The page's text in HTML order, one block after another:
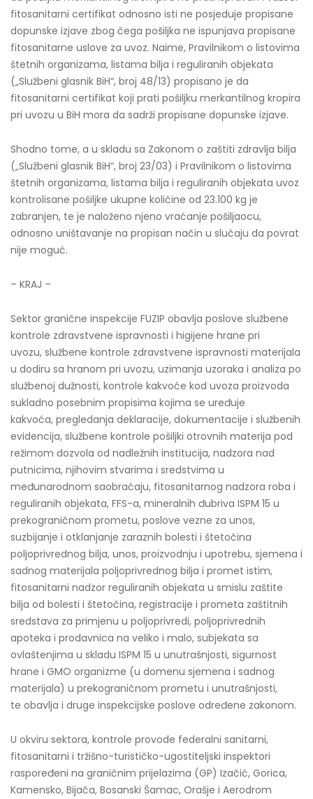
fitosanitarni certifikat odnosno isti ne posjeduje propisane
dopunske izjave zbog čega pošiljka ne ispunjava propisane
fitosanitarne uslove za uvoz. Naime, Pravilnikom o listovima
štetnih organizama, listama bilja i reguliranih objekata
(„Službeni glasnik BiH“, broj 48/13) propisano je da
fitosanitarni certifikat koji prati pošiljku merkantilnog kropira
pri uvozu u BiH mora da sadrži propisane dopunske izjave.
Shodno tome, a u skladu sa Zakonom o zaštiti zdravlja bilja
(„Službeni glasnik BiH“, broj 23/03) i Pravilnikom o listovima
štetnih organizama, listama bilja i reguliranih objekata uvoz
kontrolisane pošiljke ukupne količine od 23.100 kg je
zabranjen, te je naloženo njeno vraćanje pošiljaocu,
odnosno uništavanje na propisan način u slučaju da povrat
nije moguć.
– KRAJ –
Sektor granične inspekcije FUZIP obavlja poslove službene
kontrole zdravstvene ispravnosti i higijene hrane pri
uvozu, službene kontrole zdravstvene ispravnosti materijala
u dodiru sa hranom pri uvozu, uzimanja uzoraka i analiza po
službenoj dužnosti, kontrole kakvoće kod uvoza proizvoda
sukladno posebnim propisima kojima se uređuje
kakvoća, pregledanja deklaracije, dokumentacije i službenih
evidencija, službene kontrole pošiljki otrovnih materija pod
režimom dozvola od nadležnih institucija, nadzora nad
putnicima, njihovim stvarima i sredstvima u
međunarodnom saobraćaju, fitosanitarnog nadzora roba i
reguliranih objekata, FFS-a, mineralnih đubriva ISPM 15 u
prekograničnom prometu, poslove vezne za unos,
suzbijanje i otklanjanje zaraznih bolesti i štetočina
poljoprivrednog bilja, unos, proizvodnju i upotrebu, sjemena i
sadnog materijala poljoprivrednog bilja i promet istim,
fitosanitarni nadzor reguliranih objekata u smislu zaštite
bilja od bolesti i štetočina, registracije i prometa zaštitnih
sredstava za primjenu u poljoprivredi, poljoprivrednih
apoteka i prodavnica na veliko i malo, subjekata sa
ovlaštenjima u skladu ISPM 15 u unutrašnjosti, sigurnost
hrane i GMO organizme (u domenu sjemena i sadnog
materijala) u prekograničnom prometu i unutrašnjosti,
te obavlja i druge inspekcijske poslove određene zakonom.
U okviru sektora, kontrole provode federalni sanitarni,
fitosanitarni i tržišno-turističko-ugostiteljski inspektori
raspoređeni na graničnim prijelazima (GP) Izačić, Gorica,
Kamensko, Bijača, Bosanski Šamac, Orašje i Aerodrom